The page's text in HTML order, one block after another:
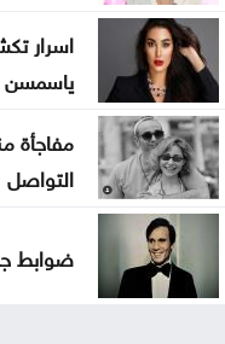
اسرار
مفاجأة
التواصل
ضوابط